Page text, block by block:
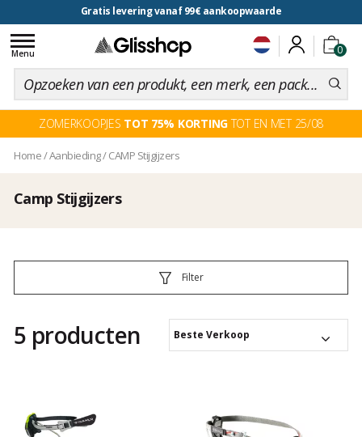
Gratis levering vanaf 99€ aankoopwaarde
0
Toggle
navigation
Menu
ZOMERKOOPJES TOT 75% KORTINGTOT EN MET 25/08
Home/Aanbieding/CAMP Stijgijzers
Camp Stijgijzers
Filter
5 producten Beste Verkoop